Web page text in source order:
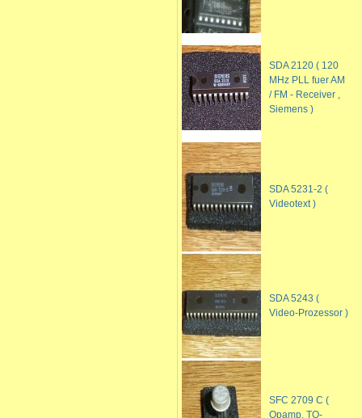
SDA 2120 ( 120
MHz PLL fuer AM
/ FM - Receiver ,
Siemens )
SDA 5231-2 (
Videotext )
SDA 5243 (
Video-Prozessor )
SFC 2709 C (
Opamp, TO-